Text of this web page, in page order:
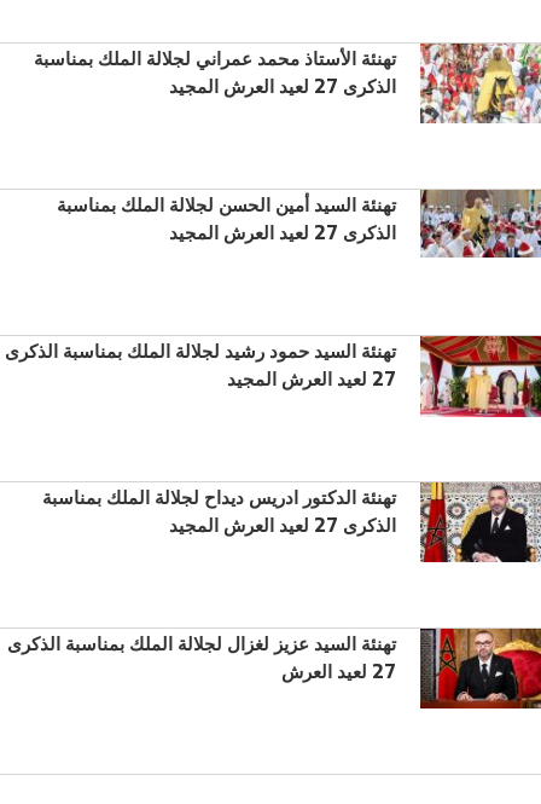
تهنئة الأستاذ محمد عمراني لجلالة الملك بمناسبة
الذكرى 27 لعيد العرش المجيد
تهنئة السيد أمين الحسن لجلالة الملك بمناسبة
الذكرى 27 لعيد العرش المجيد
تهنئة السيد حمود رشيد لجلالة الملك بمناسبة الذكرى
27 لعيد العرش المجيد
تهنئة الدكتور ادريس ديداح لجلالة الملك بمناسبة
الذكرى 27 لعيد العرش المجيد
تهنئة السيد عزيز لغزال لجلالة الملك بمناسبة الذكرى
27 لعيد العرش